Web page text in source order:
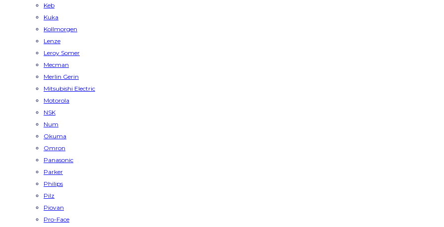
Keb
Kuka
Kollmorgen
Lenze
Leroy Somer
Mecman
Merlin Gerin
Mitsubishi Electric
Motorola
NSK
Num
Okuma
Omron
Panasonic
Parker
Philips
Pilz
Piovan
Pro-Face